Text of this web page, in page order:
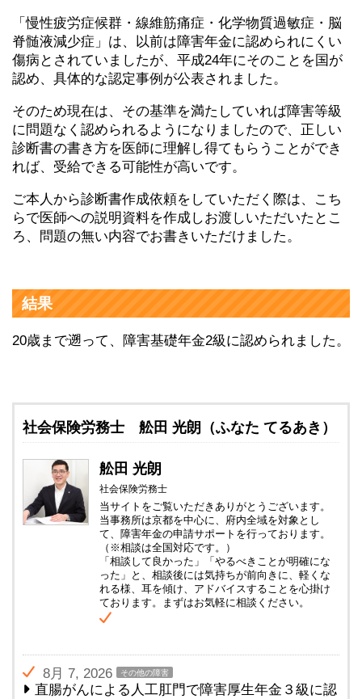
「慢性疲労症候群・線維筋痛症・化学物質過敏症・脳
脊髄液減少症」は、以前は障害年金に認められにくい
傷病とされていましたが、平成24年にそのことを国が
認め、具体的な認定事例が公表されました。
そのため現在は、その基準を満たしていれば障害等級
に問題なく認められるようになりましたので、正しい
診断書の書き方を医師に理解し得てもらうことができ
れば、受給できる可能性が高いです。
ご本人から診断書作成依頼をしていただく際は、こち
らで医師への説明資料を作成しお渡しいただいたとこ
ろ、問題の無い内容でお書きいただけました。
結果
20歳まで遡って、障害基礎年金2級に認められました。
社会保険労務士 舩田 光朗（ふなた てるあき）
舩田 光朗
社会保険労務士
当サイトをご覧いただきありがとうございます。
当事務所は京都を中心に、府内全域を対象とし
て、障害年金の申請サポートを行っております。
（※相談は全国対応です。）
「相談して良かった」「やるべきことが明確にな
った」と、相談後には気持ちが前向きに、軽くな
れる様、耳を傾け、アドバイスすることを心掛け
ております。まずはお気軽に相談ください。
8月 7, 2026 その他の障害
直腸がんによる人工肛門で障害厚生年金３級に認